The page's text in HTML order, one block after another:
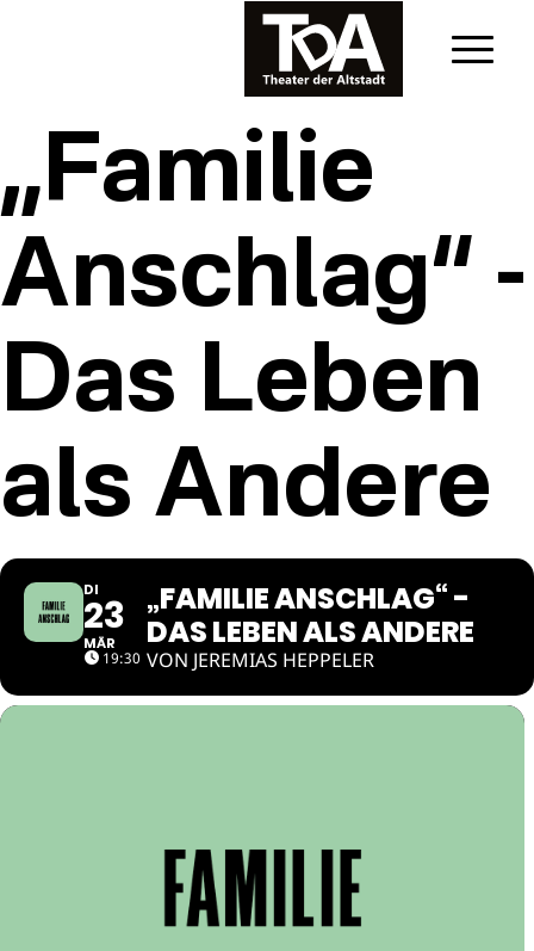
„Familie
Anschlag“ -
Das Leben
als Andere
DI
23
MÄR
19:30
„FAMILIE ANSCHLAG“ -
DAS LEBEN ALS ANDERE
VON JEREMIAS HEPPELER